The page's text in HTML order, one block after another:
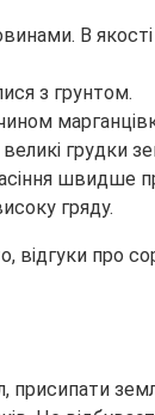
В якості
з грунтом.
грудки
швидше
гряду.
присипати